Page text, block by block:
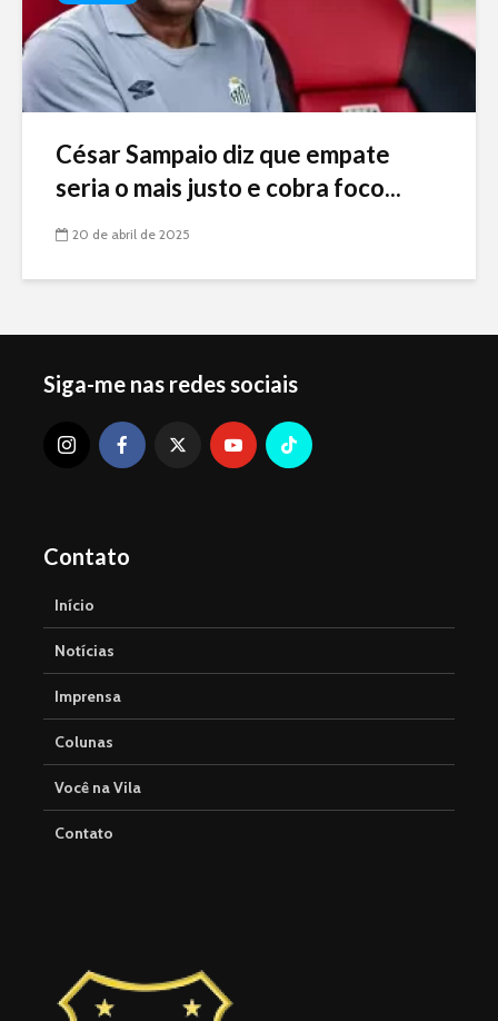
César Sampaio diz que empate
seria o mais justo e cobra foco...
20 de abril de 2025
Siga-me nas redes sociais
Contato
Início
Notícias
Imprensa
Colunas
Você na Vila
Contato